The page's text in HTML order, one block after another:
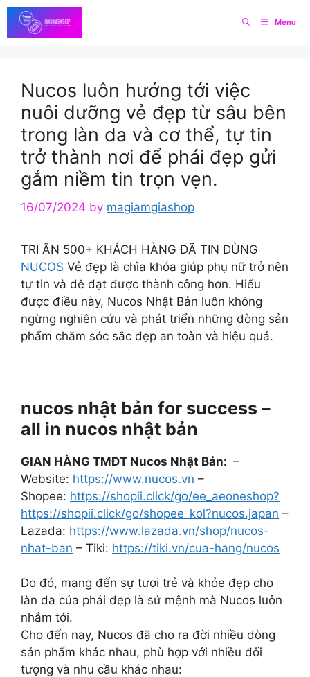
Skip
to
content
Menu
Nucos luôn hướng tới việc
nuôi dưỡng vẻ đẹp từ sâu bên
trong làn da và cơ thể, tự tin
trở thành nơi để phái đẹp gửi
gắm niềm tin trọn vẹn.
16/07/2024 by magiamgiashop
TRI ÂN 500+ KHÁCH HÀNG ĐÃ TIN DÙNG
NUCOS Vẻ đẹp là chìa khóa giúp phụ nữ trở nên
tự tin và dễ đạt được thành công hơn. Hiểu
được điều này, Nucos Nhật Bản luôn không
ngừng nghiên cứu và phát triển những dòng sản
phẩm chăm sóc sắc đẹp an toàn và hiệu quả.
nucos nhật bản for success –
all in nucos nhật bản
GIAN HÀNG TMĐT Nucos Nhật Bản: –
Website: https://www.nucos.vn –
Shopee: https://shopii.click/go/ee_aeoneshop?
https://shopii.click/go/shopee_kol?nucos.japan –
Lazada: https://www.lazada.vn/shop/nucos-
nhat-ban – Tiki: https://tiki.vn/cua-hang/nucos
Do đó, mang đến sự tươi trẻ và khỏe đẹp cho
làn da của phái đẹp là sứ mệnh mà Nucos luôn
nhắm tới.
Cho đến nay, Nucos đã cho ra đời nhiều dòng
sản phẩm khác nhau, phù hợp với nhiều đối
tượng và nhu cầu khác nhau: